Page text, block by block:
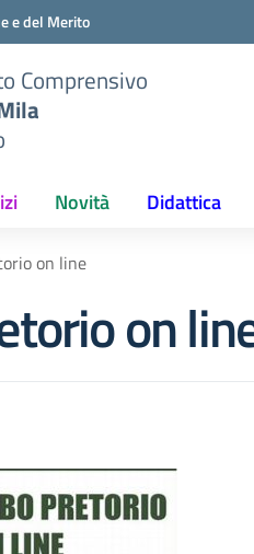
e del Merito
Comprensivo
Novità Didattica
on line
on